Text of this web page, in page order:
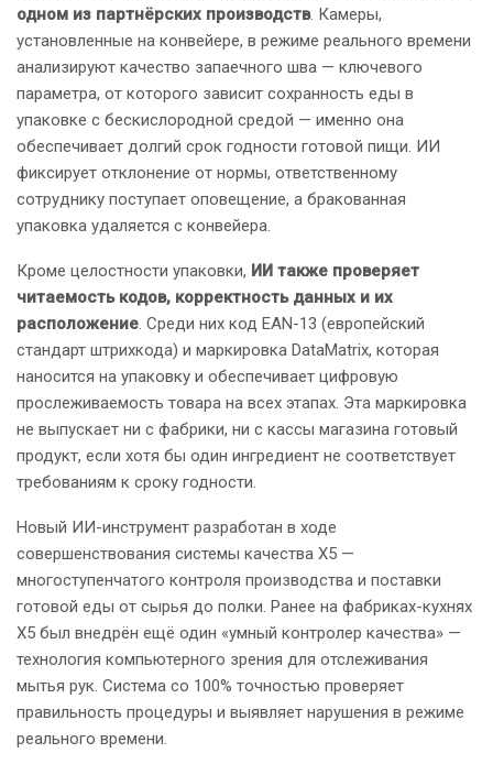
одном из партнёрских производств. Камеры,
установленные на конвейере, в режиме реального времени
анализируют качество запаечного шва — ключевого
параметра, от которого зависит сохранность еды в
упаковке с бескислородной средой — именно она
обеспечивает долгий срок годности готовой пищи. ИИ
фиксирует отклонение от нормы, ответственному
сотруднику поступает оповещение, а бракованная
упаковка удаляется с конвейера.
Кроме целостности упаковки, ИИ также проверяет
читаемость кодов, корректность данных и их
расположение. Среди них код EAN-13 (европейский
стандарт штрихкода) и маркировка DataMatrix, которая
наносится на упаковку и обеспечивает цифровую
прослеживаемость товара на всех этапах. Эта маркировка
не выпускает ни с фабрики, ни с кассы магазина готовый
продукт, если хотя бы один ингредиент не соответствует
требованиям к сроку годности.
Новый ИИ-инструмент разработан в ходе
совершенствования системы качества X5 —
многоступенчатого контроля производства и поставки
готовой еды от сырья до полки. Ранее на фабриках-кухнях
Х5 был внедрён ещё один «умный контролер качества» —
технология компьютерного зрения для отслеживания
мытья рук. Система со 100% точностью проверяет
правильность процедуры и выявляет нарушения в режиме
реального времени.